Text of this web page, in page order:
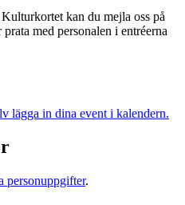
kan du mejla oss på
prata med personalen i entréerna
lägga in dina event i kalendern.
personuppgifter.